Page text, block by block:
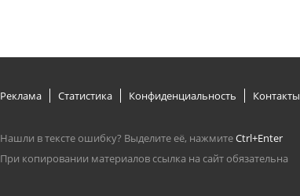
Реклама Статистика Конфиденциальность Контакты
Нашли в тексте ошибку? Выделите её, нажмитеCtrl+Enter
При копировании материалов ссылка на сайт обязательна